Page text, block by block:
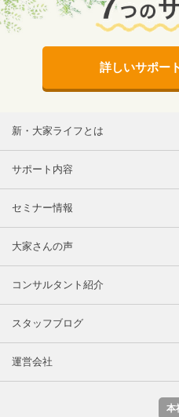
詳しいサポー
新・大家ライフとは
サポート内容
セミナー情報
大家さんの声
コンサルタント紹介
スタッフブログ
運営会社
本